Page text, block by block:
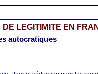
LEGITIMITE EN
autocratiques